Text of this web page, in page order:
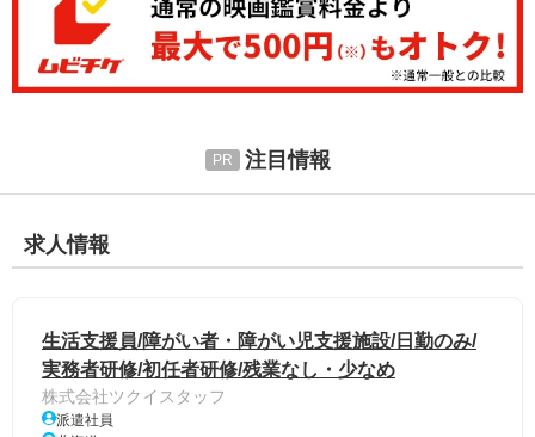
注目情報
求人情報
生活支援員/障がい者・障がい児支援施設/日勤のみ/
実務者研修/初任者研修/残業なし・少なめ
株式会社ツクイスタッフ
派遣社員